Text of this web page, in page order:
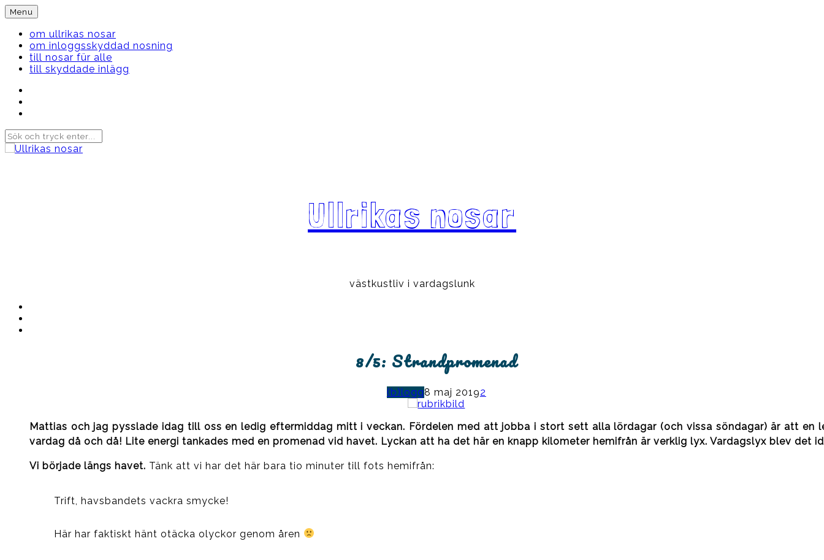
Skip
to
content
Menu
om ullrikas nosar
om inloggsskyddad nosning
till nosar für alle
till skyddade inlägg
Ullrikas nosar
västkustliv i vardagslunk
8/5: Strandpromenad
(b)logg8 maj 20192
Mattias och jag pysslade idag till oss en ledig eftermiddag mitt i veckan. Fördelen med att jobba i stort sett alla lördagar (och vissa söndagar) är att en
vardag då och då! Lite energi tankades med en promenad vid havet. Lyckan att ha det här en knapp kilometer hemifrån är verklig lyx. Vardagslyx blev det
Vi började längs havet. Tänk att vi har det här bara tio minuter till fots hemifrån:
Trift, havsbandets vackra smycke!
Här har faktiskt hänt otäcka olyckor genom åren